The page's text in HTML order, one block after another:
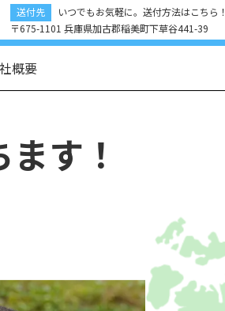
送付先
いつでもお気軽に。送付方法はこちら！
〒675-1101 兵庫県加古郡稲美町下草谷441-39
概要
す！